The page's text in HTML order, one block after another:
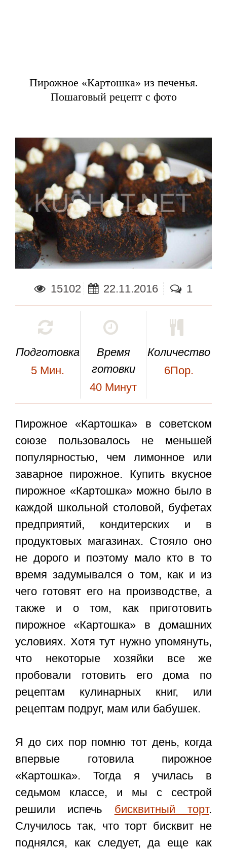
Пирожное «Картошка» из печенья.
Пошаговый рецепт с фото
15102 22.11.2016 1
Подготовка
5 Мин.
Время
готовки
40 Минут
Количество
6Пор.
Пирожное «Картошка» в советском
союзе пользовалось не меньшей
популярностью, чем лимонное или
заварное пирожное. Купить вкусное
пирожное «Картошка» можно было в
каждой школьной столовой, буфетах
предприятий, кондитерских и в
продуктовых магазинах. Стояло оно
не дорого и поэтому мало кто в то
время задумывался о том, как и из
чего готовят его на производстве, а
также и о том, как приготовить
пирожное «Картошка» в домашних
условиях. Хотя тут нужно упомянуть,
что некоторые хозяйки все же
пробовали готовить его дома по
рецептам кулинарных книг, или
рецептам подруг, мам или бабушек.
Я до сих пор помню тот день, когда
впервые готовила пирожное
«Картошка». Тогда я училась в
седьмом классе, и мы с сестрой
решили испечь бисквитный торт.
Случилось так, что торт бисквит не
поднялся, как следует, да еще как